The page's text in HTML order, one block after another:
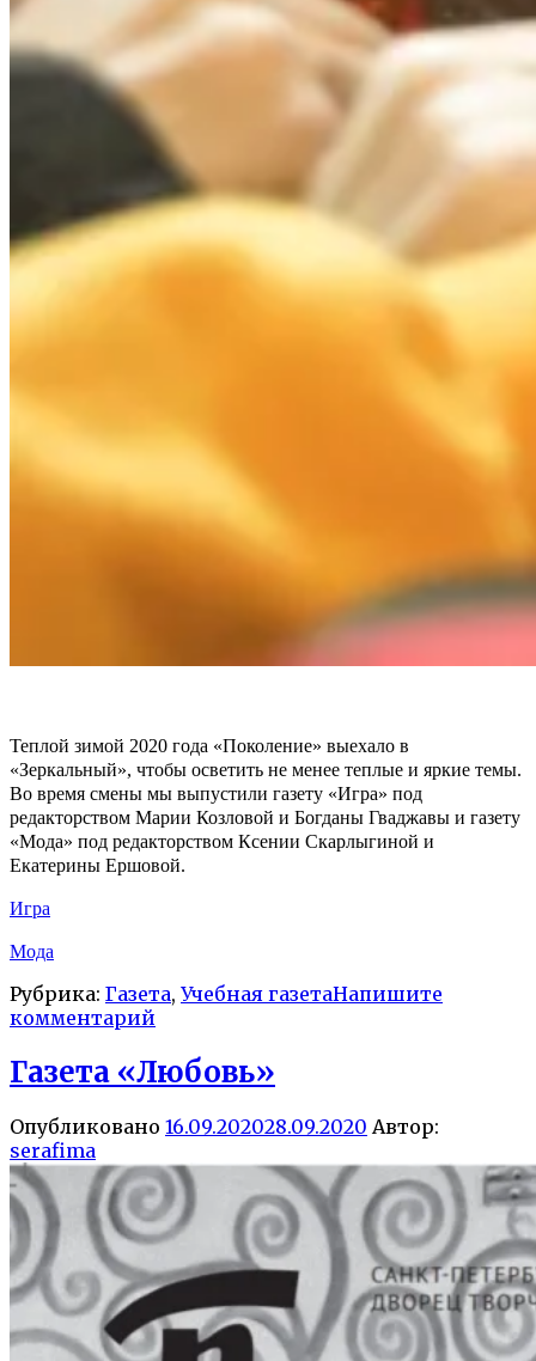
Теплой зимой 2020 года «Поколение» выехало в
«Зеркальный», чтобы осветить не менее теплые и яркие темы.
Во время смены мы выпустили газету «Игра» под
редакторством Марии Козловой и Богданы Гваджавы и газету
«Мода» под редакторством Ксении Скарлыгиной и
Екатерины Ершовой.
Игра
Мода
Рубрика: Газета, Учебная газетаНапишите
комментарий
Газета «Любовь»
Опубликовано 16.09.202028.09.2020 Автор:
serafima